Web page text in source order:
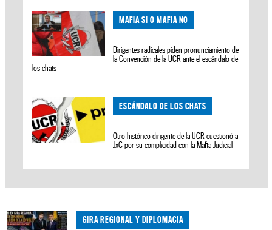
MAFIA SI O MAFIA NO
Dirigentes radicales piden pronunciamiento de
la Convención de la UCR ante el escándalo de
los chats
ESCÁNDALO DE LOS CHATS
Otro histórico dirigente de la UCR cuestionó a
JxC por su complicidad con la Mafia Judicial
GIRA REGIONAL Y DIPLOMACIA